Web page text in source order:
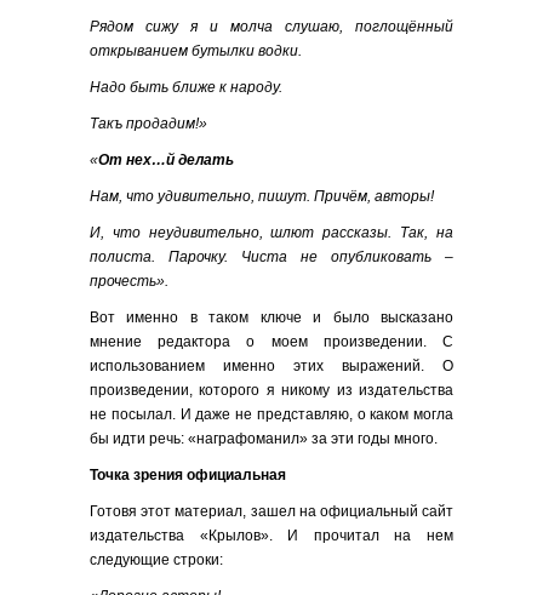
Рядом сижу я и молча слушаю, поглощённый
открыванием бутылки водки.
Надо быть ближе к народу.
Такъ продадим!»
«От нех…й делать
Нам, что удивительно, пишут. Причём, авторы!
И, что неудивительно, шлют рассказы. Так, на
полиста. Парочку. Чиста не опубликовать –
прочесть».
Вот именно в таком ключе и было высказано
мнение редактора о моем произведении. С
использованием именно этих выражений. О
произведении, которого я никому из издательства
не посылал. И даже не представляю, о каком могла
бы идти речь: «награфоманил» за эти годы много.
Точка зрения официальная
Готовя этот материал, зашел на официальный сайт
издательства «Крылов». И прочитал на нем
следующие строки: